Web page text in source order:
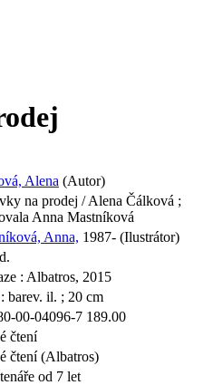
Alena (Autor)
na prodej / Alena Čálková ;
Anna Mastníková
Anna, 1987- (Ilustrátor)
: Albatros, 2015
barev. il. ; 20 cm
00-04096-7 189.00
čtení
čtení (Albatros)
od 7 let